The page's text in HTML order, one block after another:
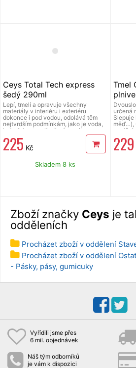
součástky, obklady pod vodou.
Ceys Total Tech express
šedý 290ml
Lepí, tmelí a opravuje všechny
materiály v interiéru i exteriéru
dokonce i pod vodou, odolává těm
nejtvrdším podmínkám, jako je voda,
led, vlhkost a plíseň, rány, vibrace,
tlaky, teplota, nestárne v průběhu
času a odolává UV záření, má
vynikající vlastnosti: vyplňuje, je
maximální přilnavost, je natíratelný za
vlhka, neobsahuje rozpouštědla,
kovy, zinek), kovové a plastové
součástky, obklady pod vodou.
225 Kč
Skladem 8 ks
Tmel
určená
Slepuje
měď…),
S
229
Zboží značky Ceys je
odděleních
Procházet zboží v oddělení
Procházet zboží v oddělení
- Pásky, pásy, gumicuky
Vyřídili jsme přes
6 mil. objednávek
Náš tým odborníků
je vám k dispozici